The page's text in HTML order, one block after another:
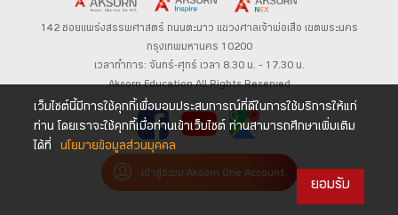
142 ซอยแพร่งสรรพศาสตร์ ถนนตะนาว แขวงศาลเจ้าพ่อเสือ เขตพระนคร
กรุงเทพมหานคร 10200
เวลาทำการ: จันทร์-ศุกร์ เวลา 8.30 น. – 17.30 น.
Aksorn Education All Rights Reserved
เข้าสู่ระบบ Aksorn One Account
เว็บไซต์นี้มีการใช้คุกกี้เพื่อมอบประสบการณ์ที่ดีในการใช้บริการให้แก่
ท่าน โดยเราจะใช้คุกกี้เมื่อท่านเข้าเว็บไซต์ ท่านสามารถศึกษาเพิ่มเติม
ได้ที่
นโยบายข้อมูลส่วนบุคคล
ยอมรับ